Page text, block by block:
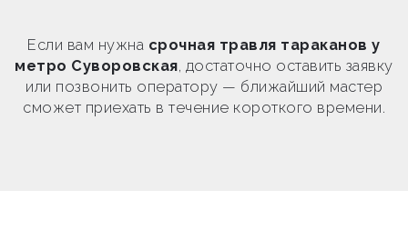
Если вам нужна срочная травля тараканов у
метро Суворовская, достаточно оставить заявку
или позвонить оператору — ближайший мастер
сможет приехать в течение короткого времени.